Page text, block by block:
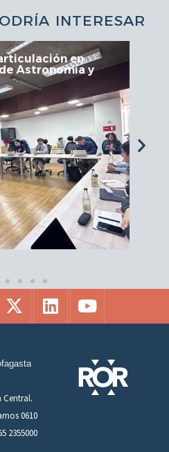
INTERESAR
en
Astronomía y
Central.
0610
2355000